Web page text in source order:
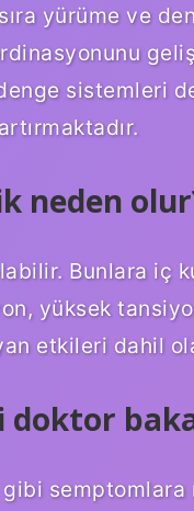
yürüme ve
sistemleri
neden
Bunlara iç
yüksek
etkileri dahil
doktor